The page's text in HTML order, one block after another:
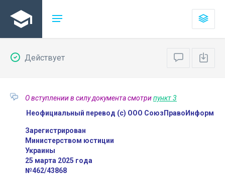
Действует
О вступлении в силу документа смотрипункт 3
Неофициальный перевод (с) ООО СоюзПравоИнформ
Зарегистрирован
Министерством юстиции
Украины
25 марта 2025 года
№462/43868